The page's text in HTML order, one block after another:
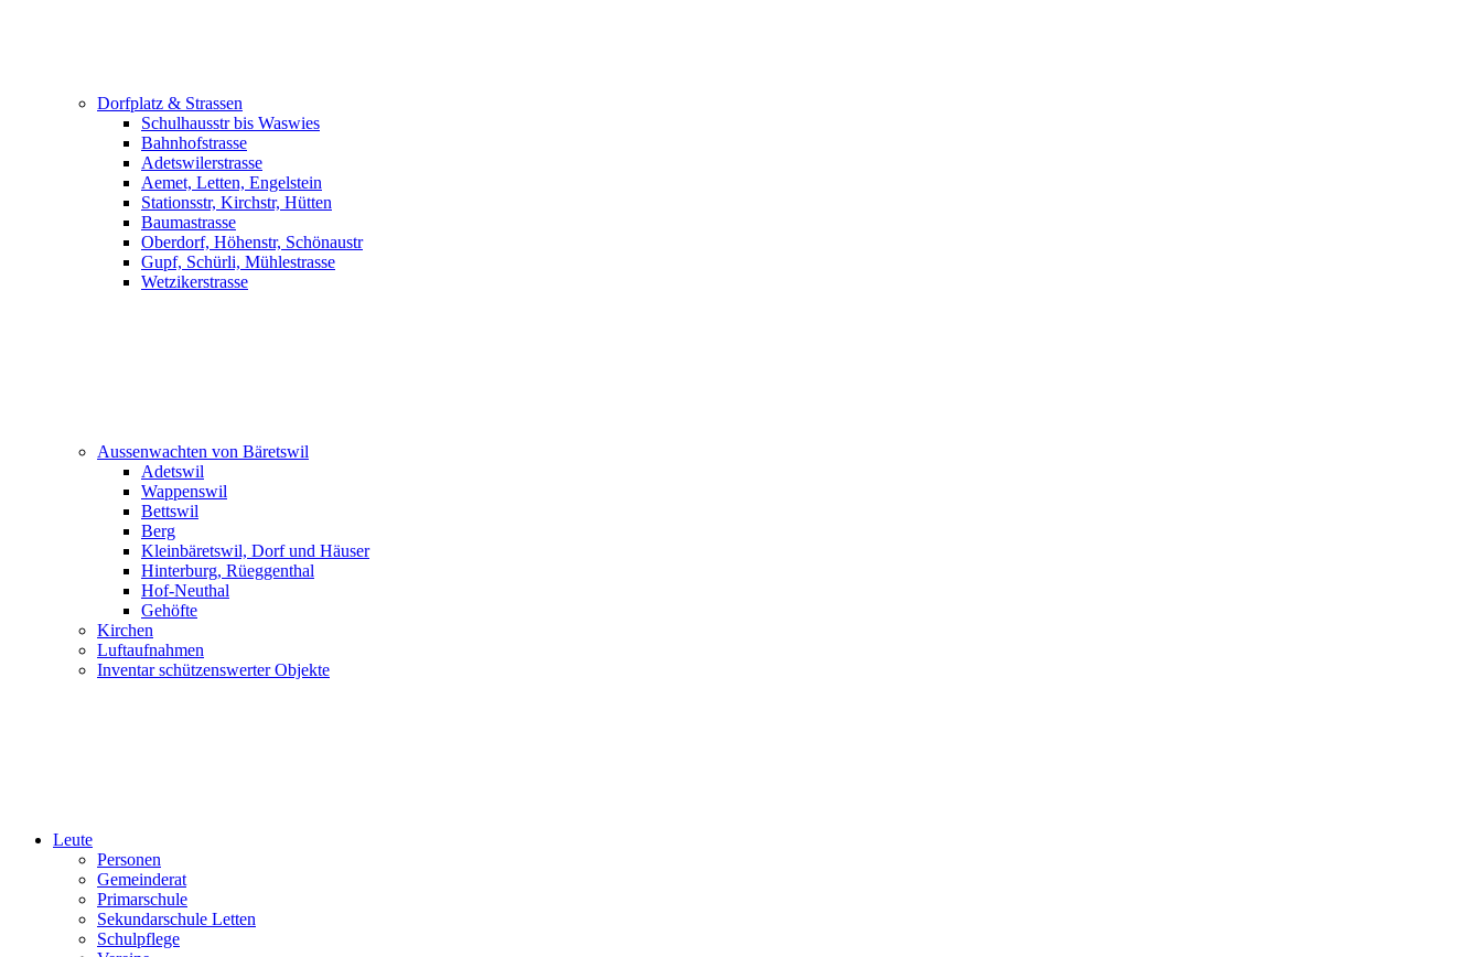
Dorfplatz & Strassen
Schulhausstr bis Waswies
Bahnhofstrasse
Adetswilerstrasse
Aemet, Letten, Engelstein
Stationsstr, Kirchstr, Hütten
Baumastrasse
Oberdorf, Höhenstr, Schönaustr
Gupf, Schürli, Mühlestrasse
Wetzikerstrasse
Aussenwachten von Bäretswil
Adetswil
Wappenswil
Bettswil
Berg
Kleinbäretswil, Dorf und Häuser
Hinterburg, Rüeggenthal
Hof-Neuthal
Gehöfte
Kirchen
Luftaufnahmen
Inventar schützenswerter Objekte
Leute
Personen
Gemeinderat
Primarschule
Sekundarschule Letten
Schulpflege